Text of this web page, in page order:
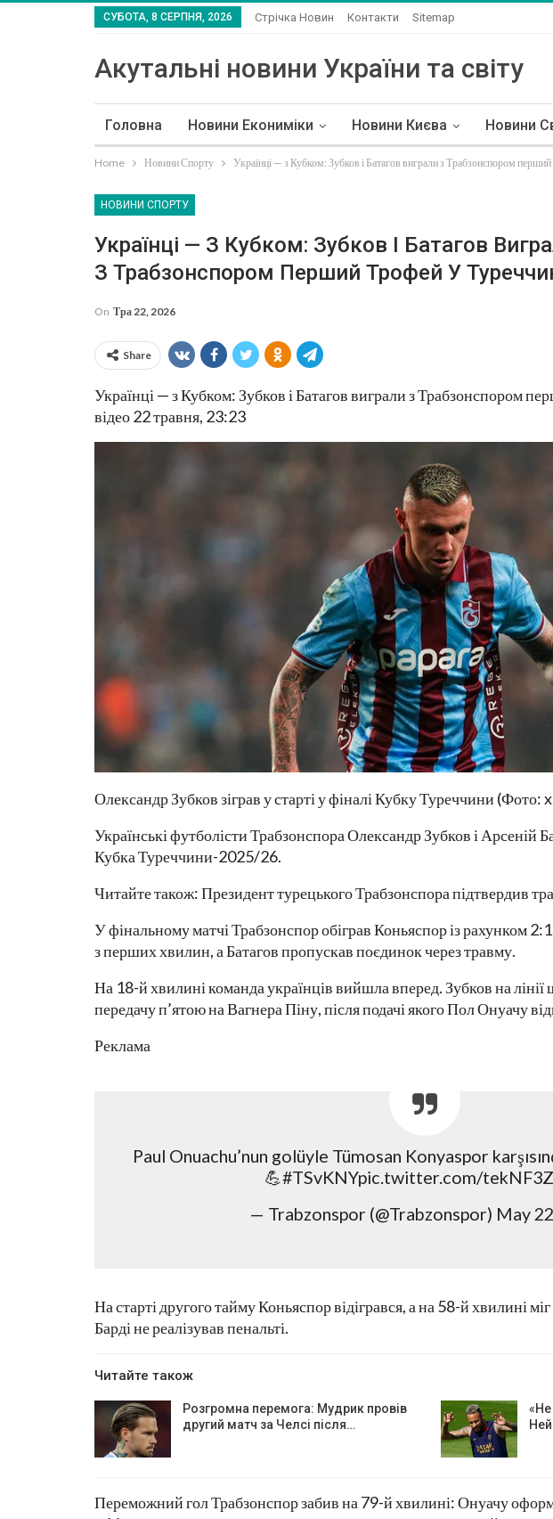
СУБОТА, 8 СЕРПНЯ, 2026 Стрічка Новин Контакти Sitemap
Акутальні новини України та світу
Головна Новини Екониміки Новини Києва Новини
Home Новини Спорту Українці — з Кубком: Зубков і Батагов виграли з Трабзонспором
НОВИНИ СПОРТУ
Українці — З Кубком: Зубков І Батагов
З Трабзонспором Перший Трофей У
On Тра 22, 2026
Share
Українці — з Кубком: Зубков і Батагов виграли з Трабзонспором
відео 22 травня, 23:23
Олександр Зубков зіграв у старті у фіналі Кубку Туреччини
Українські футболісти Трабзонспора Олександр Зубков і Арсеній
Кубка Туреччини-2025/26.
Читайте також: Президент турецького Трабзонспора підтвердив
У фінальному матчі Трабзонспор обіграв Коньяспор із рахунком
з перших хвилин, а Батагов пропускав поєдинок через травму.
На 18-й хвилині команда українців вийшла вперед. Зубков на
передачу п’ятою на Вагнера Піну, після подачі якого Пол Онуачу
Реклама
Paul Onuachu’nun golüyle Tümosan Konyaspor
💪#TSvKNYpic.twitter.com/
— Trabzonspor (@Trabzonspor) May
На старті другого тайму Коньяспор відігрався, а на 58-й хвилині
Барді не реалізував пенальті.
Читайте також
Розгромна перемога: Мудрик провів
другий матч за Челсі після…
Переможний гол Трабзонспор забив на 79-й хвилині: Онуачу